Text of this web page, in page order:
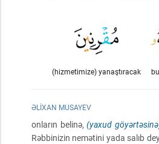
(hizmetimize) yanaştıracak
ƏLIXAN MUSAYEV
onların belinə,(yaxud
Rəbbinizin nemətini yada salıb